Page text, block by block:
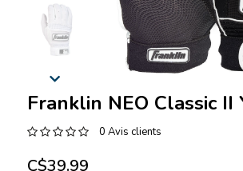
Franklin NEO Classic II
0 Avis clients
C$39.99